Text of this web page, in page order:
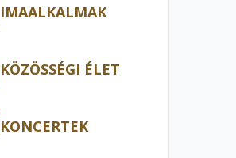
IMAALKALMAK
KÖZÖSSÉGI ÉLET
KONCERTEK